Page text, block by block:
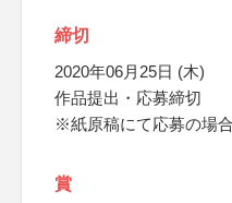
締切
2020年06月25日 (木)
作品提出・応募締切
※紙原稿にて応募の場
賞